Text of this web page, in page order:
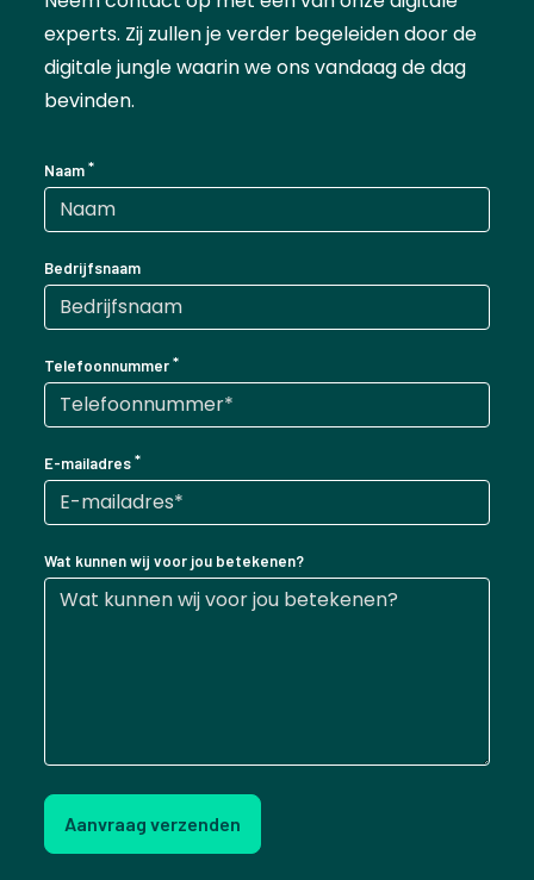
experts. Zij zullen je verder begeleiden door de
digitale jungle waarin we ons vandaag de dag
bevinden.
Naam
Bedrijfsnaam
Telefoonnummer
E-mailadres
Wat kunnen wij voor jou betekenen?
Aanvraag verzenden